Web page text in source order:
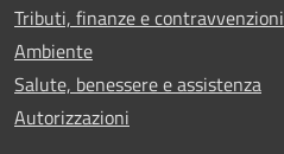
Tributi, finanze e contravvenzioni
Ambiente
Salute, benessere e assistenza
Autorizzazioni